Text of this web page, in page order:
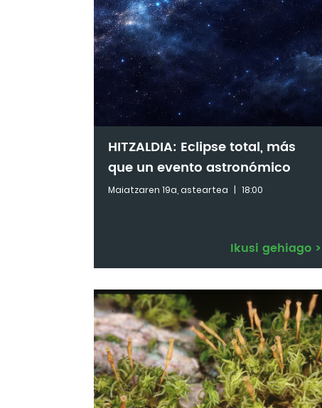
HITZALDIA: Eclipse total, más
que un evento astronómico
Maiatzaren 19a, asteartea | 18:00
Ikusi gehiago >